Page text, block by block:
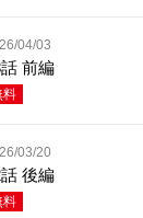
04/03
前編
料
03/20
後編
料